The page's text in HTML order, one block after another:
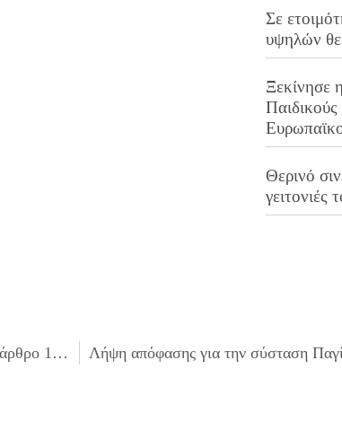
Σε
υψηλών
Ξεκίνησε
Θερινό
γειτονιές
Λήψη απόφασης για τον ορισμό μελών επιτροπής σύμφωνα με το άρθρο 199 παρ. 6 του Ν.3463/06, για εκποίηση – καταστροφή κινητών πραγμάτων που δεν έχουν καμία αξία.